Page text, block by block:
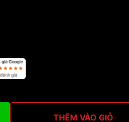
THÊM VÀO GIỎ